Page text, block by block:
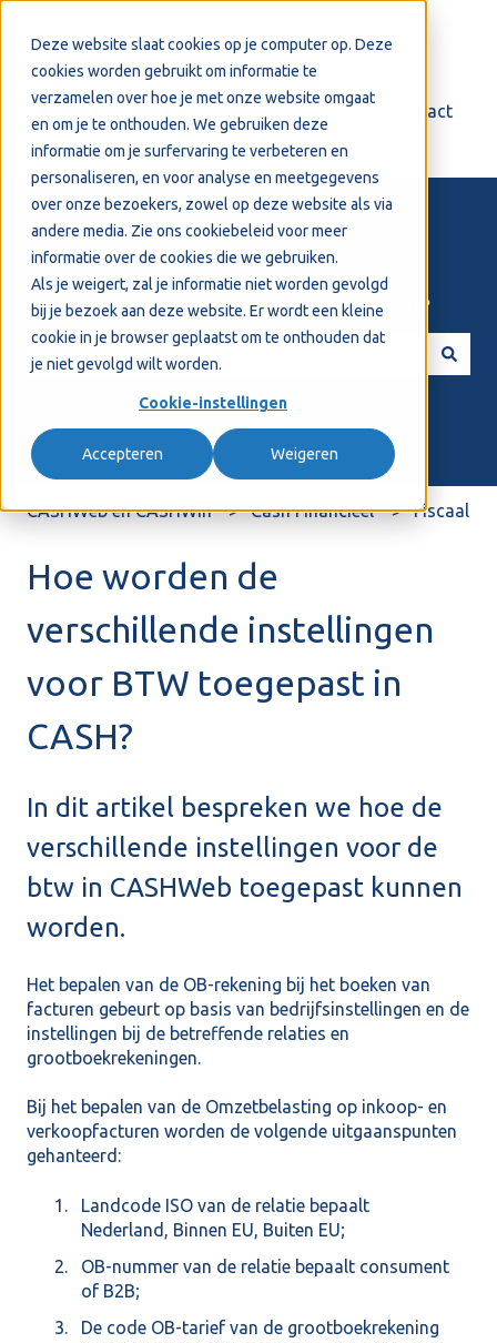
Deze website slaat cookies op je computer op. Deze
cookies worden gebruikt om informatie te
verzamelen over hoe je met onze website omgaat
en om je te onthouden. We gebruiken deze
informatie om je surfervaring te verbeteren en
personaliseren, en voor analyse en meetgegevens
over onze bezoekers, zowel op deze website als via
andere media. Zie ons cookiebeleid voor meer
informatie over de cookies die we gebruiken.
Als je weigert, zal je informatie niet worden gevolgd
bij je bezoek aan deze website. Er wordt een kleine
cookie in je browser geplaatst om te onthouden dat
je niet gevolgd wilt worden.
Cookie-instellingen
Accepteren Weigeren
Support Contact
Welkom! Hoe kunnen we je helpen?
CASHWeb en CASHWin Cash Financieel Fiscaal
Hoe worden de
verschillende instellingen
voor BTW toegepast in
CASH?
In dit artikel bespreken we hoe de
verschillende instellingen voor de
btw in CASHWeb toegepast kunnen
worden.
Het bepalen van de OB-rekening bij het boeken van
facturen gebeurt op basis van bedrijfsinstellingen en de
instellingen bij de betreffende relaties en
grootboekrekeningen.
Bij het bepalen van de Omzetbelasting op inkoop- en
verkoopfacturen worden de volgende uitgaanspunten
gehanteerd:
Landcode ISO van de relatie bepaalt
Nederland, Binnen EU, Buiten EU;
OB-nummer van de relatie bepaalt consument
of B2B;
De code OB-tarief van de grootboekrekening